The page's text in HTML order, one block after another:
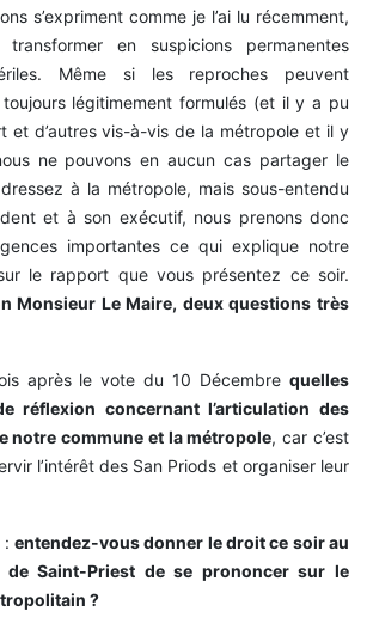
s’expriment comme je l’ai lu récemment,
en suspicions permanentes
Même si les reproches peuvent
légitimement formulés (et il y a pu
et d’autres vis-à-vis de la métropole et il y
ne pouvons en aucun cas partager le
à la métropole, mais sous-entendu
et à son exécutif, nous prenons donc
importantes ce qui explique notre
le rapport que vous présentez ce soir.
Monsieur Le Maire, deux questions très
après le vote du 10 Décembre quelles
réflexion concernant l’articulation des
notre commune et la métropole, car c’est
l’intérêt des San Priods et organiser leur
: entendez-vous donner le droit ce soir au
de Saint-Priest de se prononcer sur le
?